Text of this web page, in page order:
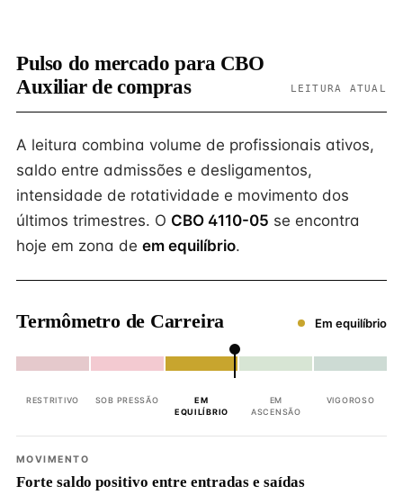
Pulso do mercado para CBO
Auxiliar de compras
LEITURA ATUAL
A leitura combina volume de profissionais ativos,
saldo entre admissões e desligamentos,
intensidade de rotatividade e movimento dos
últimos trimestres. O CBO 4110-05 se encontra
hoje em zona de em equilíbrio.
Termômetro de Carreira Em equilíbrio
RESTRITIVO SOB PRESSÃO
EM
EQUILÍBRIO
EM
ASCENSÃO
VIGOROSO
MOVIMENTO
Forte saldo positivo entre entradas e saídas